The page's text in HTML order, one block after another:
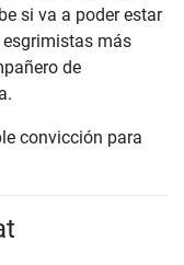
si va a poder estar
más
de
convicción para